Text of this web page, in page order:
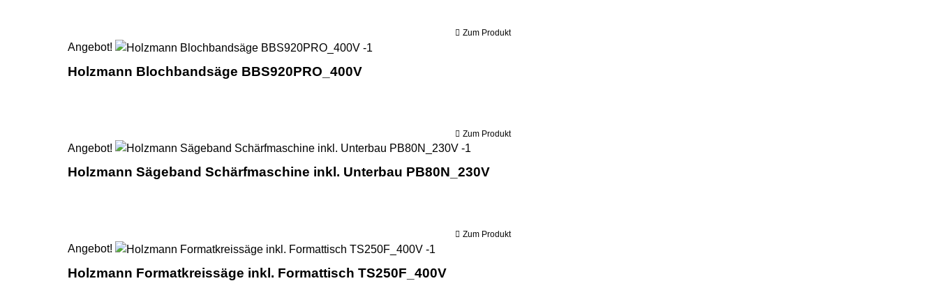
Zum Produkt
Angebot!
Holzmann Blochbandsäge BBS920PRO_400V
Zum Produkt
Angebot!
Holzmann Sägeband Schärfmaschine inkl. Unterbau PB80N_230V
Zum Produkt
Angebot!
Holzmann Formatkreissäge inkl. Formattisch TS250F_400V